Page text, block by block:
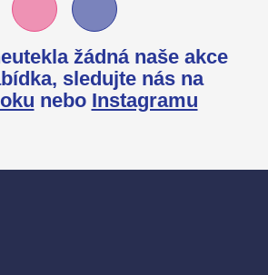
žádná naše akce
sledujte nás na
nebo Instagramu